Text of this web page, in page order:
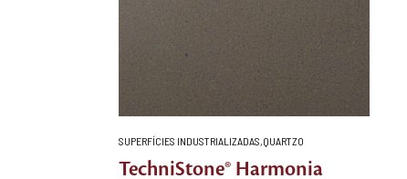
SUPERFÍCIES INDUSTRIALIZADAS,QUARTZO
TechniStone® Harmonia